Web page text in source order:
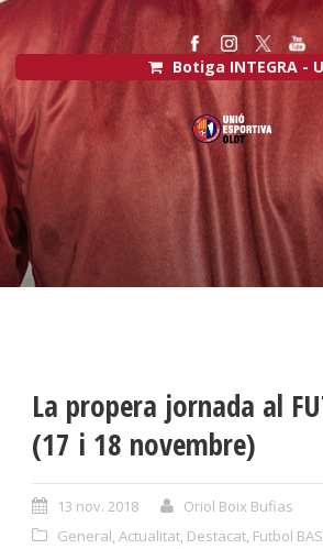
Botiga INTEGRA -
La propera jornada al
(17 i 18 novembre)
13 nov. 2018
Oriol Boix Bufias
General, Actualitat, Destacat, Futbol